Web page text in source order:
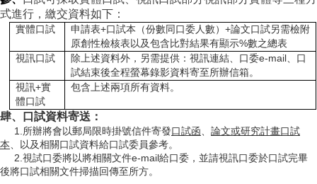
班
碩
士
班
在
職
專
式進行， 繳交資料如下：
實體口試
申請表+口試本（份數同口委人數）+論文口試另需檢附
原創性檢核表以及包含比對結果有顯示%數之總表
視訊口試
除上述資料外，另需提供：視訊連結、口委e-mail、口
試結束後全程螢幕錄影資料寄至所辦信箱。
視訊+實
體口試
包含上述兩項所有資料。
肆、 口試資料寄送：
1.所辦將會以郵局限時掛號信件寄發口試函
論文或研究計畫口試
本 、以及相關口試資料給口試委員參考。
2.視試口委將以將相關文件e-mail給口委，並請視訊口委於口試完畢
後將口試相關文件掃描回傳至所方。